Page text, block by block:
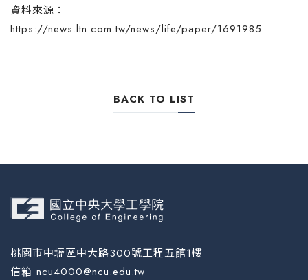
資料來源：
https://news.ltn.com.tw/news/life/paper/1691985
BACK TO LIST
桃園市中壢區中大路300號工程五館1樓
信箱 ncu4000@ncu.edu.tw